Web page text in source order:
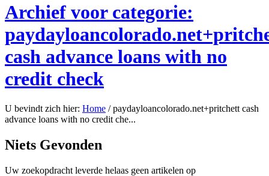
Archief voor categorie:
cash advance loans with no
credit check
U bevindt zich hier: Home / paydayloancolorado.net+pritchett cash
advance loans with no credit che...
Niets Gevonden
Uw zoekopdracht leverde helaas geen artikelen op